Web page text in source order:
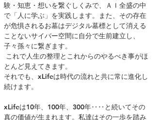
験・知恵・想いを繋ぐしくみで、ＡＩ全盛の中
で「人に学ぶ」を実践します。また、その存在
が危惧されるお墓はデジタル墓標として消える
ことないサイバー空間に自分で生前建立し、
子々孫々に繋ぎます。
これで人生の整理とこれからのやるべき事がほ
とんど見えてきます。
それでも、xLifeは時代の流れと共に常に進化し
続けます。
xLifeは10年、100年、300年‥‥と続いてその
真の価値が生まれます。 私達はその一歩を踏み